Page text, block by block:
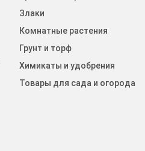
Злаки
Комнатные растения
Грунт и торф
Химикаты и удобрения
Товары для сада и огорода